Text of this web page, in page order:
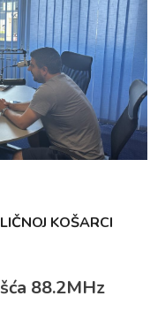
KOŠARCI
88.2MHz